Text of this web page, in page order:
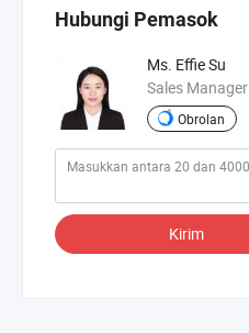
Hubungi Pemasok
Ms. Effie Su
Sales Manager
Obrolan
Kirim